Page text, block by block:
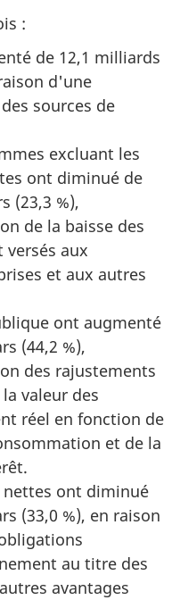
:
de 12,1 milliards
d'une
sources de
excluant les
ont diminué de
(23,3 %),
de la baisse des
aux
et aux autres
ont augmenté
(44,2 %),
des rajustements
valeur des
réel en fonction de
et de la
nettes ont diminué
(33,0 %), en raison
au titre des
avantages